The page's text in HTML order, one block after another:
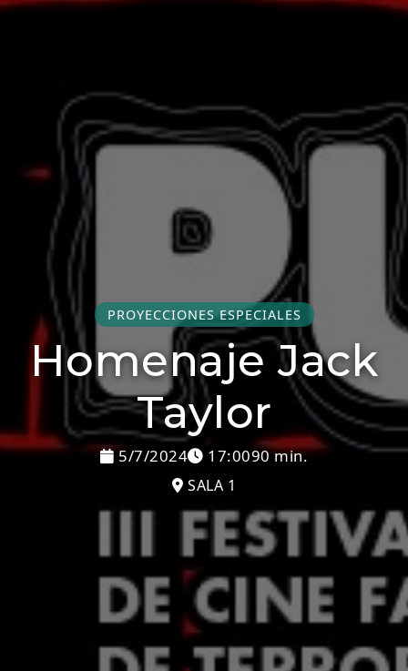
PROYECCIONES ESPECIALES
Homenaje Jack
Taylor
5/7/2024 17:0090 min.
SALA 1